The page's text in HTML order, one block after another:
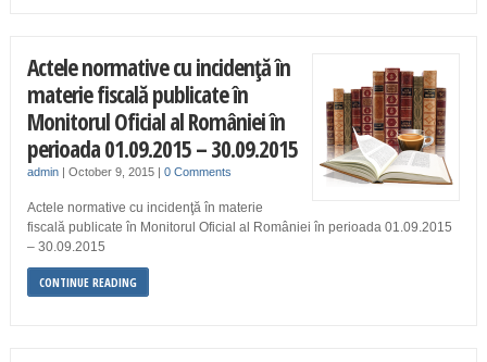
Actele normative cu incidenţă în
materie fiscală publicate în
Monitorul Oficial al României în
perioada 01.09.2015 – 30.09.2015
admin| October 9, 2015 | 0 Comments
Actele normative cu incidenţă în materie
fiscală publicate în Monitorul Oficial al României în perioada 01.09.2015
– 30.09.2015
CONTINUE READING